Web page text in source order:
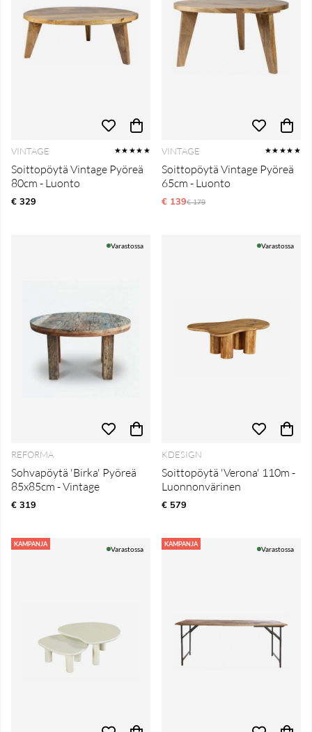
VINTAGE ★★★★★
Soittopöytä Vintage Pyöreä
80cm - Luonto
€ 329
VINTAGE ★★★★★
Soittopöytä Vintage Pyöreä
65cm - Luonto
€ 139Normaali hinta
€ 179
Varastossa
REFORMA
Sohvapöytä 'Birka' Pyöreä
85x85cm - Vintage
€ 319
Varastossa
KDESIGN
Soittopöytä 'Verona' 110m -
Luonnonvärinen
€ 579
KAMPANJA
Varastossa
KAMPANJA
Varastossa